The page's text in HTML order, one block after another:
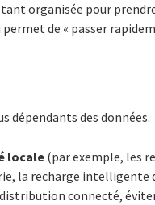
organisée pour
de « passer
dépendants des données.
locale (par exemple, les
la recharge intelligente
connecté,